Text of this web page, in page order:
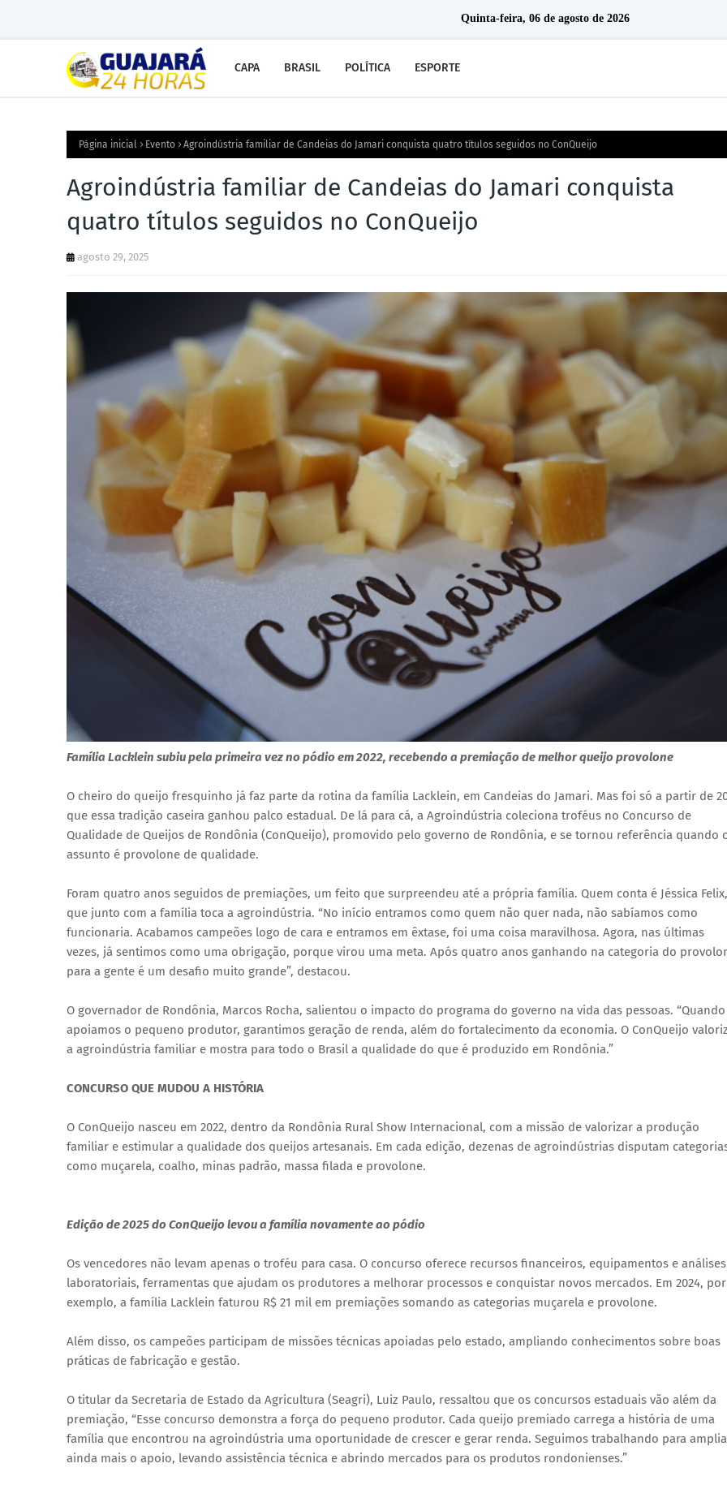
Quinta-feira, 06 de agosto de 2026
CAPA BRASIL POLÍTICA ESPORTE
Página inicial Evento Agroindústria familiar de Candeias do Jamari conquista quatro títulos seguidos no ConQueijo
Agroindústria familiar de Candeias do Jamari conquista
quatro títulos seguidos no ConQueijo
agosto 29, 2025
Família Lacklein subiu pela primeira vez no pódio em 2022, recebendo a premiação de melhor queijo provolone
O cheiro do queijo fresquinho já faz parte da rotina da família Lacklein, em Candeias do Jamari. Mas foi só a partir de
que essa tradição caseira ganhou palco estadual. De lá para cá, a Agroindústria coleciona troféus no Concurso de
Qualidade de Queijos de Rondônia (ConQueijo), promovido pelo governo de Rondônia, e se tornou referência quando
assunto é provolone de qualidade.
Foram quatro anos seguidos de premiações, um feito que surpreendeu até a própria família. Quem conta é Jéssica Felix,
que junto com a família toca a agroindústria. “No início entramos como quem não quer nada, não sabíamos como
funcionaria. Acabamos campeões logo de cara e entramos em êxtase, foi uma coisa maravilhosa. Agora, nas últimas
vezes, já sentimos como uma obrigação, porque virou uma meta. Após quatro anos ganhando na categoria do
para a gente é um desafio muito grande”, destacou.
O governador de Rondônia, Marcos Rocha, salientou o impacto do programa do governo na vida das pessoas. “Quando
apoiamos o pequeno produtor, garantimos geração de renda, além do fortalecimento da economia. O ConQueijo
a agroindústria familiar e mostra para todo o Brasil a qualidade do que é produzido em Rondônia.”
CONCURSO QUE MUDOU A HISTÓRIA
O ConQueijo nasceu em 2022, dentro da Rondônia Rural Show Internacional, com a missão de valorizar a produção
familiar e estimular a qualidade dos queijos artesanais. Em cada edição, dezenas de agroindústrias disputam
como muçarela, coalho, minas padrão, massa filada e provolone.
Edição de 2025 do ConQueijo levou a família novamente ao pódio
Os vencedores não levam apenas o troféu para casa. O concurso oferece recursos financeiros, equipamentos e análises
laboratoriais, ferramentas que ajudam os produtores a melhorar processos e conquistar novos mercados. Em 2024, por
exemplo, a família Lacklein faturou R$ 21 mil em premiações somando as categorias muçarela e provolone.
Além disso, os campeões participam de missões técnicas apoiadas pelo estado, ampliando conhecimentos sobre boas
práticas de fabricação e gestão.
O titular da Secretaria de Estado da Agricultura (Seagri), Luiz Paulo, ressaltou que os concursos estaduais vão além da
premiação, “Esse concurso demonstra a força do pequeno produtor. Cada queijo premiado carrega a história de uma
família que encontrou na agroindústria uma oportunidade de crescer e gerar renda. Seguimos trabalhando para
ainda mais o apoio, levando assistência técnica e abrindo mercados para os produtos rondonienses.”